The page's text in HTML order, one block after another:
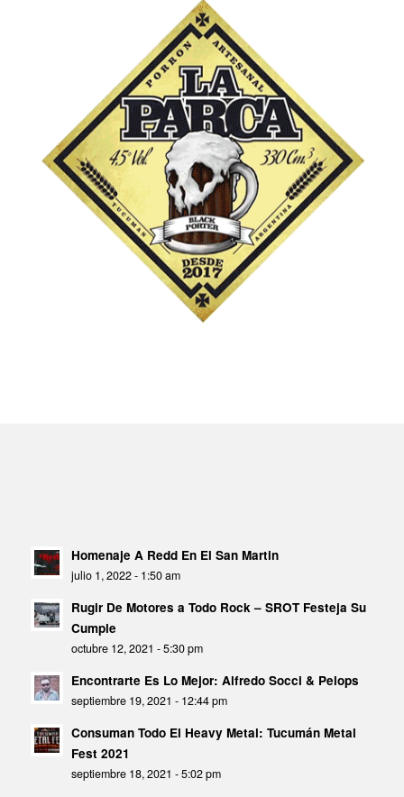
Homenaje A Redd En El San Martin
julio 1, 2022 - 1:50 am
Rugir De Motores a Todo Rock – SROT Festeja Su
Cumple
octubre 12, 2021 - 5:30 pm
Encontrarte Es Lo Mejor: Alfredo Socci & Pelops
septiembre 19, 2021 - 12:44 pm
Consuman Todo El Heavy Metal: Tucumán Metal
Fest 2021
septiembre 18, 2021 - 5:02 pm